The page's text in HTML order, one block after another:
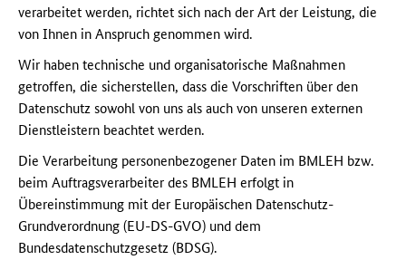
verarbeitet werden, richtet sich nach der Art der Leistung, die
von Ihnen in Anspruch genommen wird.
Wir haben technische und organisatorische Maßnahmen
getroffen, die sicherstellen, dass die Vorschriften über den
Datenschutz sowohl von uns als auch von unseren externen
Dienstleistern beachtet werden.
Die Verarbeitung personenbezogener Daten im BMLEH bzw.
beim Auftragsverarbeiter des BMLEH erfolgt in
Übereinstimmung mit der Europäischen Datenschutz-
Grundverordnung (EU-DS-GVO) und dem
Bundesdatenschutzgesetz (BDSG).